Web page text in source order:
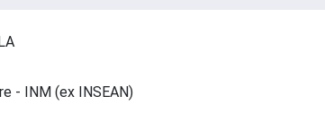
- INM (ex INSEAN)